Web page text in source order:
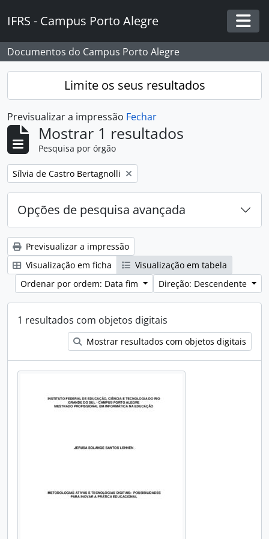
IFRS - Campus Porto Alegre
Documentos do Campus Porto Alegre
Limite os seus resultados
Previsualizar a impressão Fechar
Mostrar 1 resultados
Pesquisa por órgão
Remover filtro:
Sílvia de Castro Bertagnolli
Opções de pesquisa avançada
Previsualizar a impressão
Visualização em ficha
Visualização em tabela
Ordenar por ordem: Data fim
Direção: Descendente
1 resultados com objetos digitais
Mostrar resultados com objetos digitais